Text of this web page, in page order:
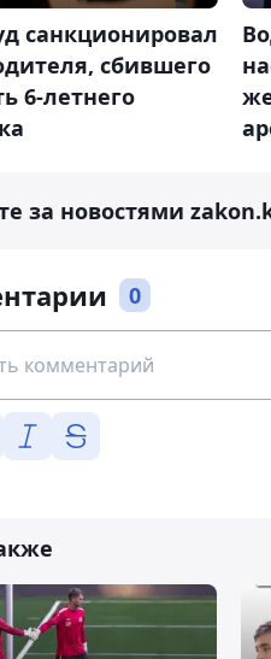
санкционировал
сбившего
6-летнего
за новостями
0